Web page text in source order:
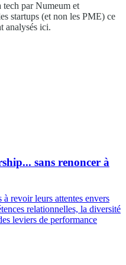
tech par Numeum et
startups (et non les PME) ce
analysés ici.
sans renoncer à
revoir leurs attentes envers
relationnelles, la diversité
leviers de performance